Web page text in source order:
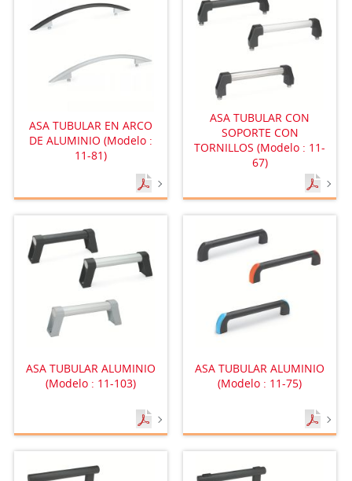
ASA TUBULAR EN ARCO
DE ALUMINIO (Modelo :
11-81)
ASA TUBULAR CON
SOPORTE CON
TORNILLOS (Modelo : 11-
67)
ASA TUBULAR ALUMINIO
(Modelo : 11-103)
ASA TUBULAR ALUMINIO
(Modelo : 11-75)